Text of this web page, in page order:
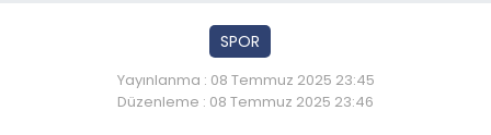
SPOR
Yayınlanma : 08 Temmuz 2025 23:45
Düzenleme : 08 Temmuz 2025 23:46